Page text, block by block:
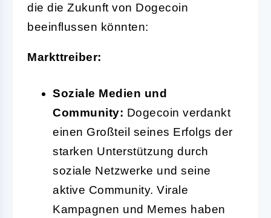
die die Zukunft von Dogecoin
beeinflussen könnten:
Markttreiber:
Soziale Medien und
Community: Dogecoin verdankt
einen Großteil seines Erfolgs der
starken Unterstützung durch
soziale Netzwerke und seine
aktive Community. Virale
Kampagnen und Memes haben